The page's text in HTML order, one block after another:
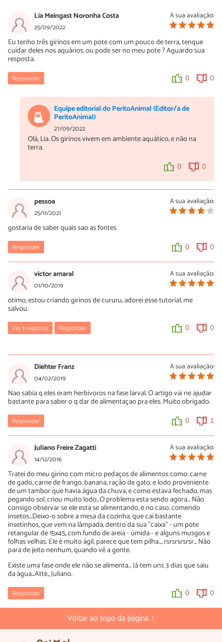
A sua avaliação:
Lia Meingast Noronha Costa
25/09/2022
Eu tenho três girinos em um pote com um pouco de terra, tenque
cuidar deles nos aquários, ou pode ser no meu pote ? Aguardo sua
resposta.
Responder 0 0
Equipe editorial do PeritoAnimal (Editor/a de
PeritoAnimal)
27/09/2022
Olá, Lia. Os girinos vivem em ambiente aquático, e não na
terra.
0 0
A sua avaliação:
pessoa
25/11/2021
gostaria de saber quais sao as fontes
Responder 0 0
A sua avaliação:
victor amaral
01/10/2019
otimo, estou criando girinos de cururu, adorei esse tutorial, me
salvou.
Ver1resposta Responder 0 0
08/04/2021
Alguém me ajuda mMMm
0 0
A sua avaliação:
Diehter Franz
04/02/2019
Nao sabia q eles eram herbivoros na fase larval. O artigo vai ne ajudar
bastante para saber o q dar de alimentaçao pra eles. Muito obrigado.
Responder 0 1
A sua avaliação:
Juliano Freire Zagatti
14/12/2016
Tratei do meu girino com micro pedaços de alimentos como: carne
de gado, carne de frango, banana, ração de gato, e lodo proveniente
de um tambor que havia água da chuva, e como estava fechado, mas
pegando sol, criou muito lodo...O problema esta sendo agora... Não
consigo observar se ele esta se alimentando, e no caso, comendo
insetos...Deixo-o sobre a mesa da cozinha, que cai bastante
insetinhos, que vem na lâmpada, dentro da sua "caixa" - um pote
retangular de 15x45, com fundo de areia - úmida - e alguns musgos e
folhas velhas. Ele é muito ágil, parece que tem pilha..., rsrsrsrsrsr... Não
para de jeito nenhum, quando vê a gente.
Existe uma fase onde ele não se alimenta... Já tem uns 3 dias que saiu
da água...Atte., Juliano.
Responder 0 0
Voltar ao topo da página ↑